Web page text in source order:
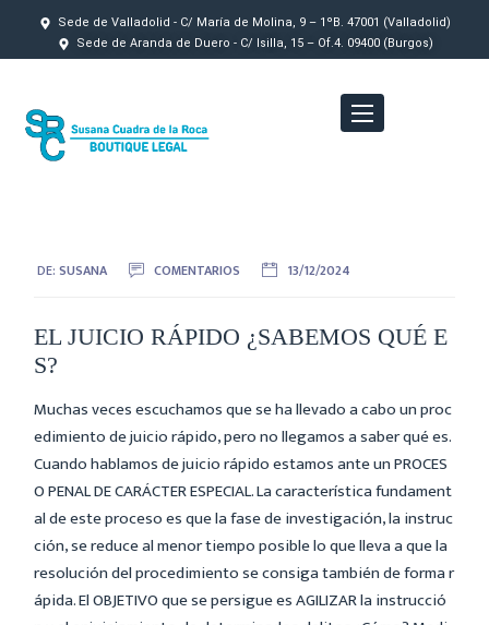
Sede de Valladolid - C/ María de Molina, 9 – 1ºB. 47001 (Valladolid)
Sede de Aranda de Duero - C/ Isilla, 15 – Of.4. 09400 (Burgos)
DE:SUSANA COMENTARIOS 13/12/2024
EL JUICIO RÁPIDO ¿SABEMOS QUÉ E
S?
Muchas veces escuchamos que se ha llevado a cabo un proc
edimiento de juicio rápido, pero no llegamos a saber qué es.
Cuando hablamos de juicio rápido estamos ante un PROCES
O PENAL DE CARÁCTER ESPECIAL. La característica fundament
al de este proceso es que la fase de investigación, la instruc
ción, se reduce al menor tiempo posible lo que lleva a que la
resolución del procedimiento se consiga también de forma r
ápida. El OBJETIVO que se persigue es AGILIZAR la instrucció